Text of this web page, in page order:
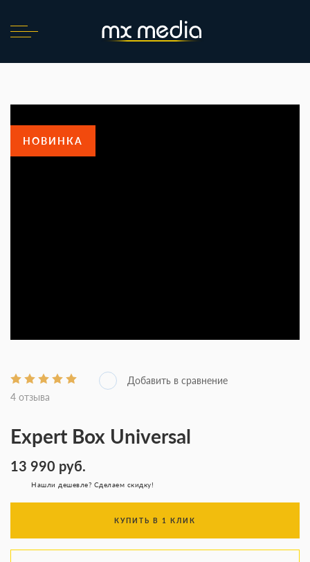
4 отзыва
Expert Box Universal
13 990 руб.
Нашли дешевле? Сделаем скидку!
КУПИТЬ В 1 КЛИК